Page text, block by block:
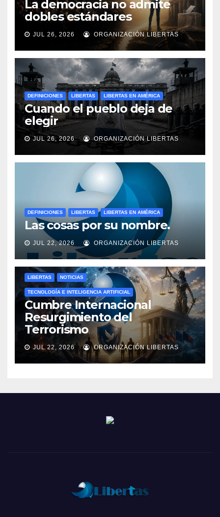
La democracia no admite
dobles estándares
JUL 26, 2026 ORGANIZACIÓN LIBERTAS
DEFINICIONES LIBERTAS LIBERTAS EN AMÉRICA
Cuando el pueblo deja de
elegir
JUL 26, 2026 ORGANIZACIÓN LIBERTAS
DEFINICIONES LIBERTAS LIBERTAS EN AMÉRICA
Las cosas por su nombre.
JUL 22, 2026 ORGANIZACIÓN LIBERTAS
LIBERTAS NOTICIAS
TECNOLOGÍA E INTELIGENCIA ARTIFICIAL
Cumbre Internacional
Resurgimiento del
Terrorismo
JUL 22, 2026 ORGANIZACIÓN LIBERTAS